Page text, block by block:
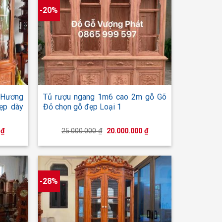
dày
₫Giá
hiện
tại
23.000.000 ₫.
-20%
+
Tủ rượu ngang 1m6 cao 2m gỗ Gõ
Đỏ chọn gỗ đẹp Loại 1
25.000.000₫ Giá
là:
20.000.000 ₫Giá
hiện
tại
20.000.000 ₫.
-28%